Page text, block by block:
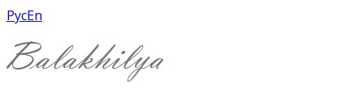
РусEn